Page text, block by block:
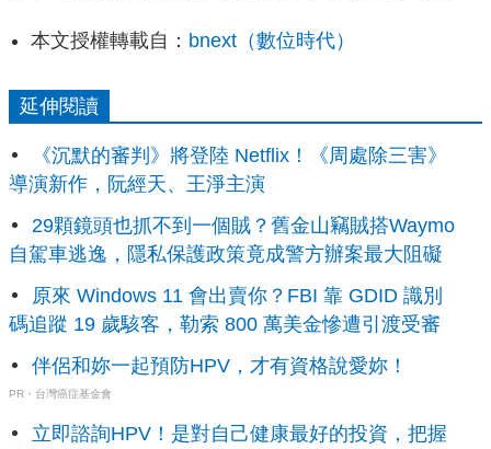
本文授權轉載自： bnext（數位時代）
延伸閱讀
《沉默的審判》將登陸 Netflix！《周處除三害》
導演新作，阮經天、王淨主演
29顆鏡頭也抓不到一個賊？舊金山竊賊搭Waymo
自駕車逃逸，隱私保護政策竟成警方辦案最大阻礙
原來 Windows 11 會出賣你？FBI 靠 GDID 識別
碼追蹤 19 歲駭客，勒索 800 萬美金慘遭引渡受審
伴侶和妳一起預防HPV，才有資格說愛妳！
PR・台灣癌症基金會
立即諮詢HPV！是對自己健康最好的投資，把握